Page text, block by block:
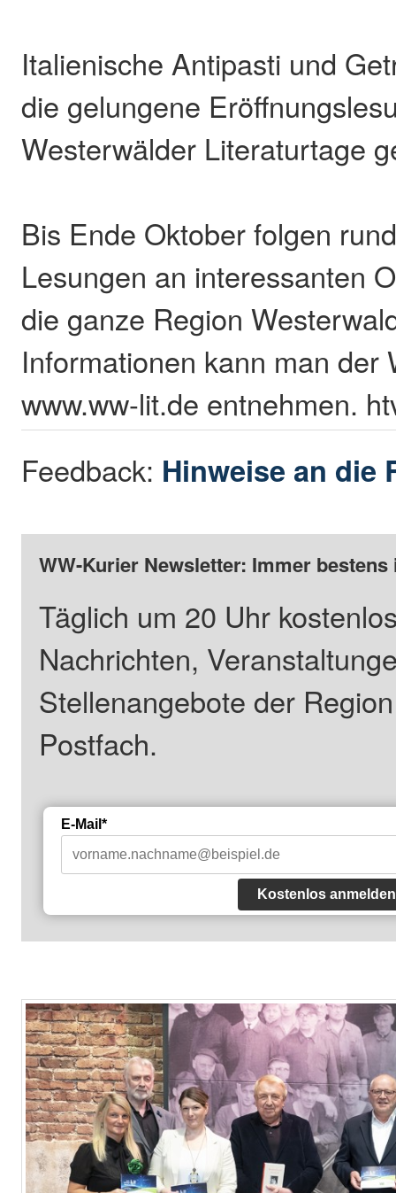
Italienische Antipasti und
die gelungene
Westerwälder Literaturtage
Bis Ende Oktober folgen
Lesungen an interessanten
die ganze Region
Informationen kann man der
www.ww-lit.de entnehmen.
Feedback: Hinweise an die
WW-Kurier Newsletter: Immer
Täglich um 20 Uhr
Nachrichten,
Stellenangebote der
Postfach.
E-Mail*
Kostenlos anmelden